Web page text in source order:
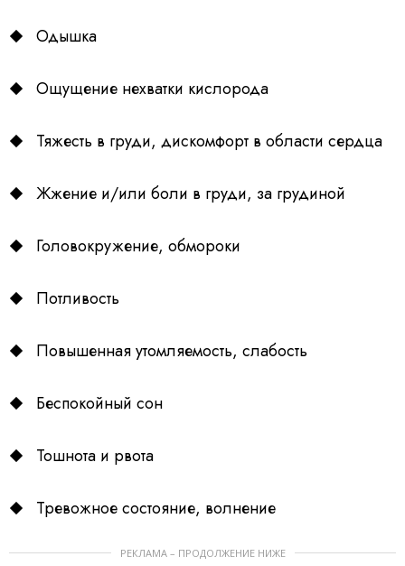
Одышка
Ощущение нехватки кислорода
Тяжесть в груди, дискомфорт в области сердца
Жжение и/или боли в груди, за грудиной
Головокружение, обмороки
Потливость
Повышенная утомляемость, слабость
Беспокойный сон
Тошнота и рвота
Тревожное состояние, волнение
РЕКЛАМА – ПРОДОЛЖЕНИЕ НИЖЕ